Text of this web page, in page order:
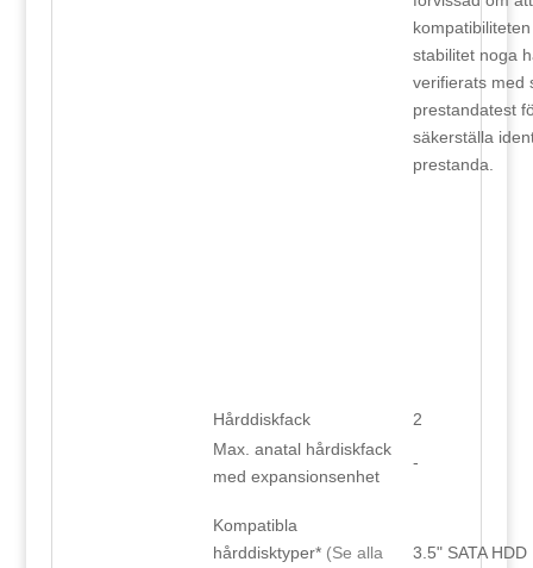
stabilitet noga
verifierats med
prestandatest
säkerställa
prestanda.
Hårddiskfack
2
Max. anatal hårdiskfack
med expansionsenhet
-
Kompatibla
hårddisktyper* (Se alla 3.5" SATA HDD